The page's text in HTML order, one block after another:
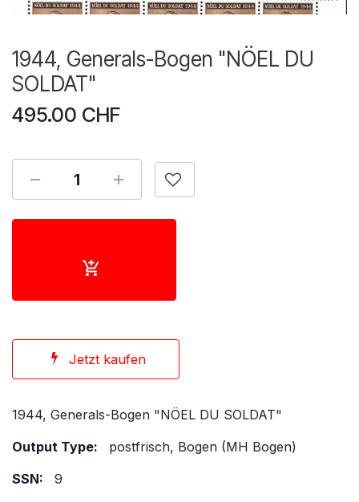
1944, Generals-Bogen "NÖEL DU
SOLDAT"
495.00 CHF
Jetzt kaufen
1944, Generals-Bogen "NÖEL DU SOLDAT"
Output Type:
postfrisch, Bogen (MH Bogen)
SSN:
9